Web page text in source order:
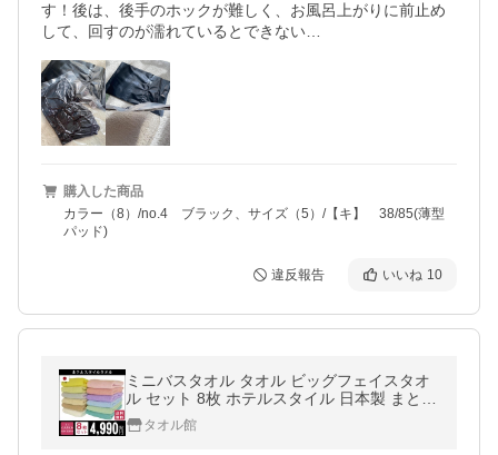
す！後は、後手のホックが難しく、お風呂上がりに前止め
して、回すのが濡れているとできない…
購入した商品
カラー（8）/no.4 ブラック、サイズ（5）/【キ】 38/85(薄型
パッド)
違反報告 いいね 10
ミニバスタオル タオル ビッグフェイスタオ
ル セット 8枚 ホテルスタイル 日本製 まとめ
買い 約40×100cm 泉州タオル 国産 吸水性
ポイント利用
タオル館